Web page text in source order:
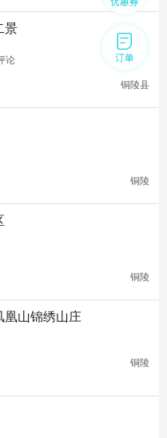
景
论
铜陵县
铜陵
铜陵
凰山锦绣山庄
铜陵